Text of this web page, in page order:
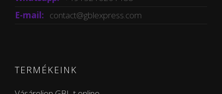
E-mail: contact@gblexpress.com
TERMÉKEINK